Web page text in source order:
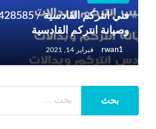
وصيانة انتركم القادسية
rwan1 فبراير 14, 2021